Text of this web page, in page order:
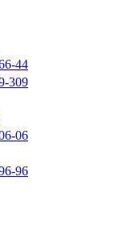
44
309
06
96